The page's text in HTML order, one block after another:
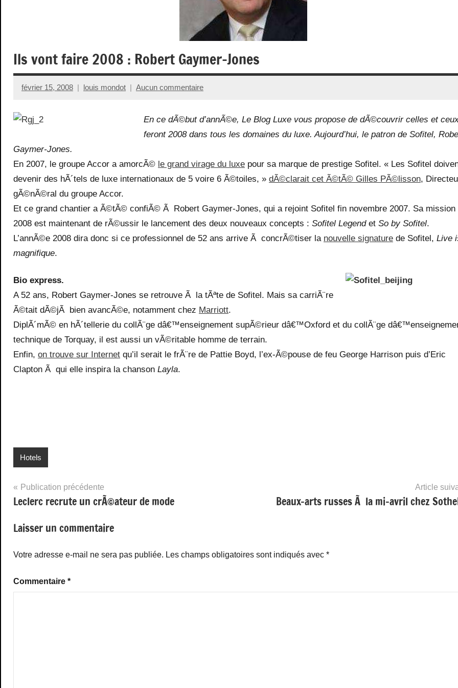
Ils vont faire 2008 : Robert Gaymer-Jones
février 15, 2008 louis mondot Aucun commentaire
En ce dÃ©but d’annÃ©e, Le Blog Luxe vous propose de dÃ©couvrir celles et
feront 2008 dans tous les domaines du luxe. Aujourd’hui, le patron de Sofitel,
Gaymer-Jones.
En 2007, le groupe Accor a amorcÃ© le grand virage du luxe pour sa marque de prestige Sofitel. « Les Sofitel
devenir des hÃ´tels de luxe internationaux de 5 voire 6 Ã©toiles, » dÃ©clarait cet Ã©tÃ© Gilles PÃ©lisson,
gÃ©nÃ©ral du groupe Accor.
Et ce grand chantier a Ã©tÃ© confiÃ© Ã Robert Gaymer-Jones, qui a rejoint Sofitel fin novembre 2007. Sa mission
2008 est maintenant de rÃ©ussir le lancement des deux nouveaux concepts : Sofitel Legendet So by Sofitel.
L’annÃ©e 2008 dira donc si ce professionnel de 52 ans arrive Ã concrÃ©tiser la nouvelle signature de Sofitel, Live
magnifique.
Bio express.
A 52 ans, Robert Gaymer-Jones se retrouve Ã la tÃªte de Sofitel. Mais sa carriÃ¨re
Ã©tait dÃ©jÃ bien avancÃ©e, notamment chez Marriott.
DiplÃ´mÃ© en hÃ´tellerie du collÃ¨ge dâ€™enseignement supÃ©rieur dâ€™Oxford et du collÃ¨ge
technique de Torquay, il est aussi un vÃ©ritable homme de terrain.
Enfin, on trouve sur Internet qu’il serait le frÃ¨re de Pattie Boyd, l’ex-Ã©pouse de feu George Harrison puis d’Eric
Clapton Ã qui elle inspira la chanson Layla.
Hotels
Navigation
de
l’article
Publication précédente
Leclerc recrute un crÃ©ateur de mode
Article
Beaux-arts russes Ã la mi-avril chez
Laisser un commentaire
Votre adresse e-mail ne sera pas publiée. Les champs obligatoires sont indiqués avec *
Commentaire *